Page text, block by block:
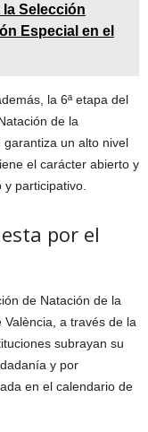
la Selección
Especial en el
la 6ª etapa del
de la
un alto nivel
el carácter abierto y
participativo.
por el
de Natación de la
a través de la
subrayan su
y por
en el calendario de